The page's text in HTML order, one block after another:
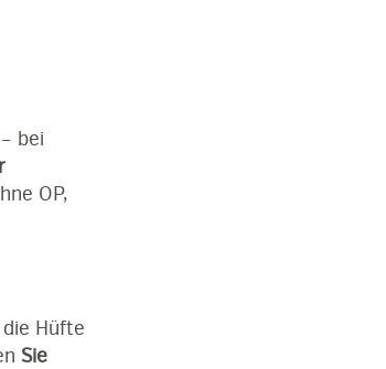
bei
OP,
Hüfte
Sie